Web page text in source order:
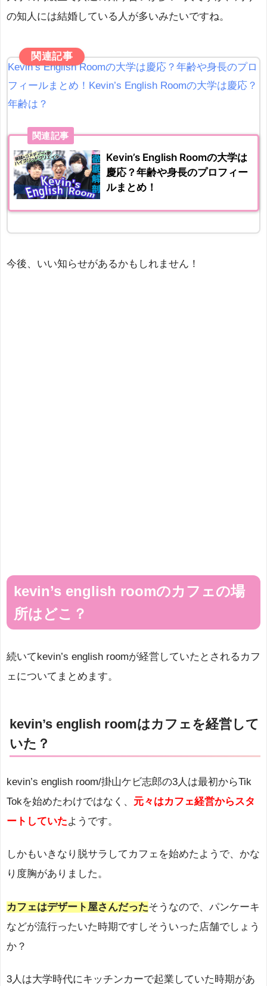
の知人には結婚している人が多いみたいですね。
関連記事
Kevin’s English Roomの大学は慶応？年齢や身長のプロ
フィールまとめ！Kevin’s English Roomの大学は慶応？
年齢は？
関連記事
Kevin’s English Roomの大学は
慶応？年齢や身長のプロフィー
ルまとめ！
今後、いい知らせがあるかもしれません！
kevin’s english roomのカフェの場
所はどこ？
続いてkevin’s english roomが経営していたとされるカフ
ェについてまとめます。
kevin’s english roomはカフェを経営して
いた？
kevin’s english room/掛山ケビ志郎の3人は最初からTik
Tokを始めたわけではなく、 元々はカフェ経営からスタ
ートしていたようです。
しかもいきなり脱サラしてカフェを始めたようで、かな
り度胸がありました。
カフェはデザート屋さんだったそうなので、パンケーキ
などが流行ったいた時期ですしそういった店舗でしょう
か？
3人は大学時代にキッチンカーで起業していた時期があ